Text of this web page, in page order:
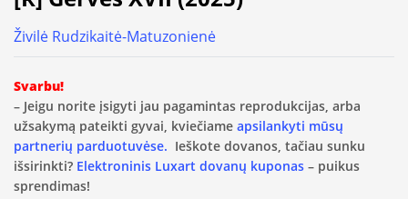
Živilė Rudzikaitė-Matuzonienė
Svarbu!
– Jeigu norite įsigyti jau pagamintas reprodukcijas, arba
užsakymą pateikti gyvai, kviečiame apsilankyti mūsų
partnerių parduotuvėse. Ieškote dovanos, tačiau sunku
išsirinkti? Elektroninis Luxart dovanų kuponas – puikus
sprendimas!